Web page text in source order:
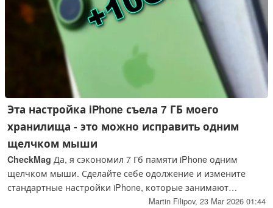
Эта настройка iPhone съела 7 ГБ моего
хранилища - это можно исправить одним
щелчком мыши
CheckMag Да, я сэкономил 7 Гб памяти iPhone одним
щелчком мыши. Сделайте себе одолжение и измените
стандартные настройки iPhone, которые занимают
Martin Filipov, 23 Mar 2026 01:44